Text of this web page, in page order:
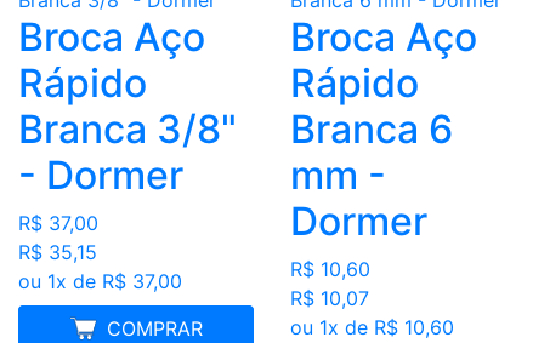
Broca Aço
Rápido
Branca 3/8"
- Dormer
R$ 37,00
R$ 35,15
ou 1x de R$ 37,00
COMPRAR
MELHOR PREÇO
Broca Aço
Rápido
Branca 6
mm -
Dormer
R$ 10,60
R$ 10,07
ou 1x de R$ 10,60